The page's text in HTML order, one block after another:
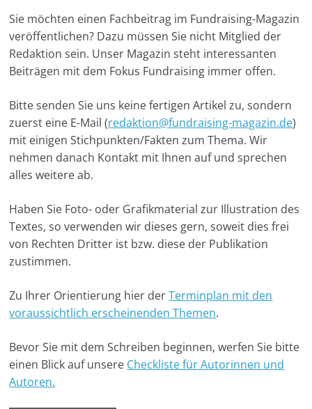
r
S
o
i
a
l
-
M
a
r
k
e
i
n
g
|
S
Sie möchten einen Fachbeitrag im Fundraising-Magazin
veröffentlichen? Dazu müssen Sie nicht Mitglied der
Redaktion sein. Unser Magazin steht interessanten
Beiträgen mit dem Fokus Fundraising immer offen.
Bitte senden Sie uns keine fertigen Artikel zu, sondern
zuerst eine E-Mail (redaktion@fundraising-magazin.de)
mit einigen Stichpunkten/Fakten zum Thema. Wir
nehmen danach Kontakt mit Ihnen auf und sprechen
alles weitere ab.
Haben Sie Foto- oder Grafikmaterial zur Illustration des
Textes, so verwenden wir dieses gern, soweit dies frei
von Rechten Dritter ist bzw. diese der Publikation
zustimmen.
Zu Ihrer Orientierung hier derTerminplan mit den
voraussichtlich erscheinenden Themen.
Bevor Sie mit dem Schreiben beginnen, werfen Sie bitte
einen Blick auf unsere Checkliste für Autorinnen und
Autoren.